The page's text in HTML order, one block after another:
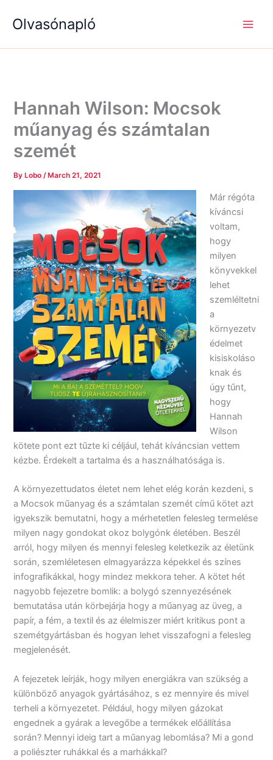
Olvasónapló
Hannah Wilson: Mocsok ​
műanyag és számtalan
szemét
By Lobo/ March 21, 2021
Már régóta
kíváncsi
voltam,
hogy
milyen
könyvekkel
lehet
szemléltetni
a
környezetv
édelmet
kisiskoláso
knak és
úgy tűnt,
hogy
Hannah
Wilson
kötete pont ezt tűzte ki céljául, tehát kíváncsian vettem
kézbe. Érdekelt a tartalma és a használhatósága is.
A környezettudatos életet nem lehet elég korán kezdeni, s
a Mocsok műanyag és a számtalan szemét című kötet azt
igyekszik bemutatni, hogy a mérhetetlen felesleg termelése
milyen nagy gondokat okoz bolygónk életében. Beszél
arról, hogy milyen és mennyi felesleg keletkezik az életünk
során, szemléletesen elmagyarázza képekkel és színes
infografikákkal, hogy mindez mekkora teher. A kötet hét
nagyobb fejezetre bomlik: a bolygó szennyezésének
bemutatása után körbejárja hogy a műanyag az üveg, a
papír, a fém, a textil és az élelmiszer miért kritikus pont a
szemétgyártásban és hogyan lehet visszafogni a felesleg
megjelenését.
A fejezetek leírják, hogy milyen energiákra van szükség a
különböző anyagok gyártásához, s ez mennyire és mivel
terheli a környezetet. Például, hogy milyen gázokat
engednek a gyárak a levegőbe a termékek előállítása
során? Mennyi ideig tart a műanyag lebomlása? Mi a gond
a poliészter ruhákkal és a marhákkal?
e
a
é
g
k
é
g
k